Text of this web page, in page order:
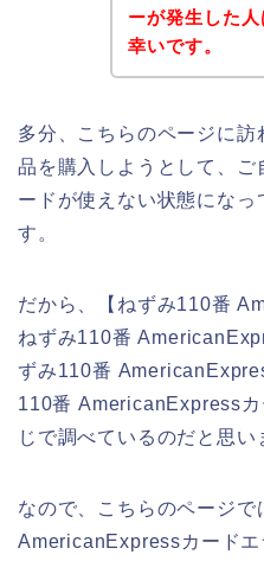
ーが発生した
幸いです。
多分、こちらのページに
品を購入しようとして、
ードが使えない状態になっ
す。
だから、【ねずみ110番
ねずみ110番
ずみ110番
110番 AmericanExpress
じで調べているのだと思い
なので、こちらのページ
AmericanExpressカード